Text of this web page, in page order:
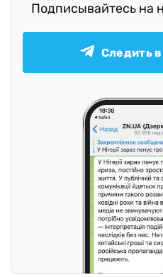
Подписывайтесь на
Следить